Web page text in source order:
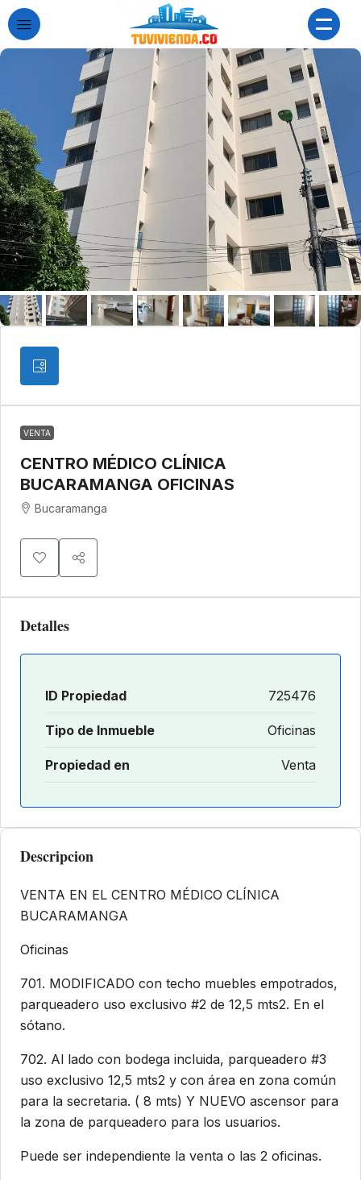
VENTA
CENTRO MÉDICO CLÍNICA
BUCARAMANGA OFICINAS
Bucaramanga
Detalles
ID Propiedad 725476
Tipo de Inmueble Oficinas
Propiedad en Venta
Descripcion
VENTA EN EL CENTRO MÉDICO CLÍNICA
BUCARAMANGA
Oficinas
701. MODIFICADO con techo muebles empotrados,
parqueadero uso exclusivo #2 de 12,5 mts2. En el
sótano.
702. Al lado con bodega incluida, parqueadero #3
uso exclusivo 12,5 mts2 y con área en zona común
para la secretaria. ( 8 mts) Y NUEVO ascensor para
la zona de parqueadero para los usuarios.
Puede ser independiente la venta o las 2 oficinas.